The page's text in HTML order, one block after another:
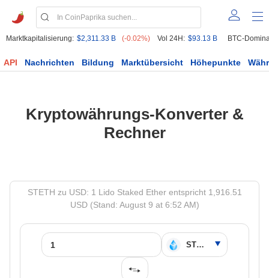
Marktkapitalisierung: $2,311.33 B (-0.02%) Vol 24H: $93.13 B BTC-
API Nachrichten Bildung Marktübersicht Höhepunkte
Kryptowährungs-Konverter &
Rechner
STETH zu USD: 1 Lido Staked Ether entspricht 1,916.51
USD (Stand: August 9 at 6:52 AM)